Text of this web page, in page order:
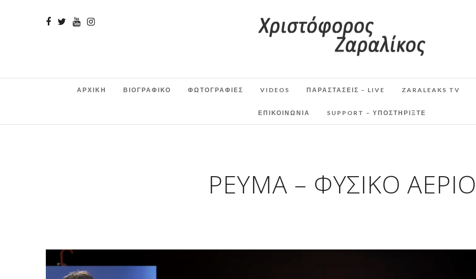
ΑΡΧΙΚΗ ΒΙΟΓΡΑΦΙΚΟ ΦΩΤΟΓΡΑΦΙΕΣ VIDEOS ΠΑΡΑΣΤΆΣΕΙΣ – LIVE ZARALEAKS TV
ΕΠΙΚΟΙΝΩΝΙΑ SUPPORT – ΥΠΟΣΤΗΡΊΞΤΕ
ΡΕΎΜΑ – ΦΥΣΙΚΌ ΑΈΡΙΟ